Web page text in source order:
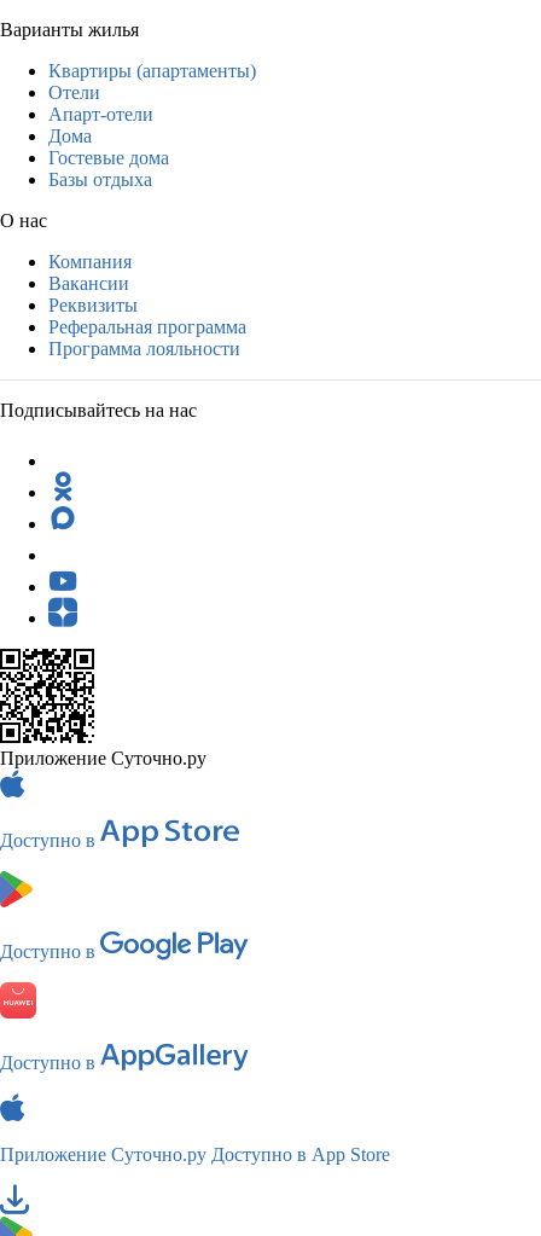
Варианты жилья
Квартиры (апартаменты)
Отели
Апарт-отели
Дома
Гостевые дома
Базы отдыха
О нас
Компания
Вакансии
Реквизиты
Реферальная программа
Программа лояльности
Подписывайтесь на нас
Приложение Суточно.ру
Доступно в
Доступно в
Доступно в
Приложение Суточно.ру Доступно в App Store